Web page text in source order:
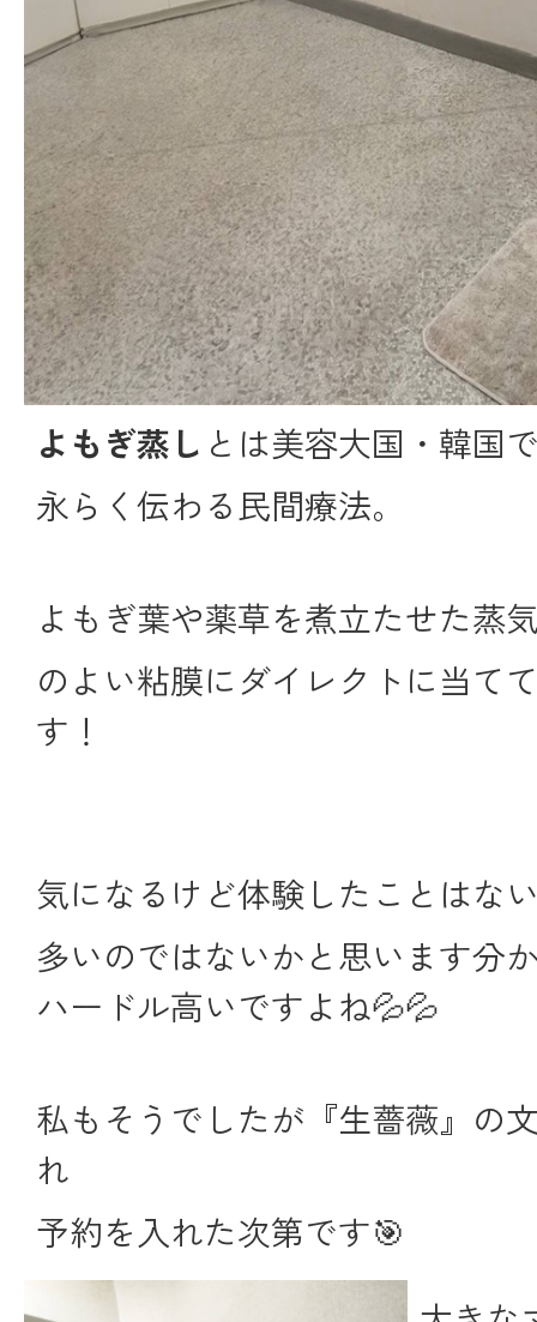
よもぎ蒸し とは美容大国・韓国
永らく伝わる民間療法。
よもぎ葉や薬草を煮立たせた蒸
のよい粘膜にダイレクトに当て
す！
気になるけど体験したことはな
多いのではないかと思います分
ハードル高いですよね💦💦
私もそうでしたが『生薔薇』の
れ
予約を入れた次第です🎯